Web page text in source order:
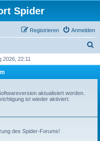
Spider
Anmelden
Registrieren
h
2026, 22:11
aktualisiert worden.
ist wieder aktiviert.
des Spider-Forums!